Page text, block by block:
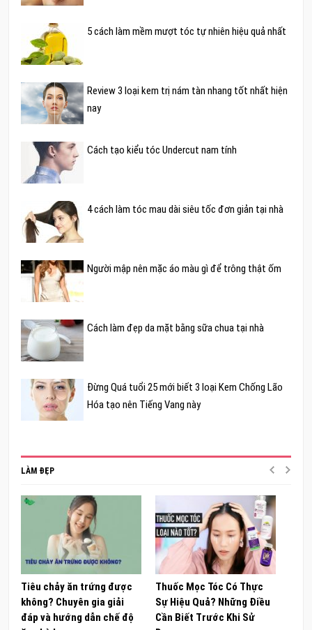
5 cách làm mềm mượt tóc tự nhiên hiệu quả nhất
Review 3 loại kem trị nám tàn nhang tốt nhất hiện
nay
Cách tạo kiểu tóc Undercut nam tính
4 cách làm tóc mau dài siêu tốc đơn giản tại nhà
Người mập nên mặc áo màu gì để trông thật ốm
Cách làm đẹp da mặt bằng sữa chua tại nhà
Đừng Quá tuổi 25 mới biết 3 loại Kem Chống Lão
Hóa tạo nên Tiếng Vang này
LÀM ĐẸP
Tiêu chảy ăn trứng được
không? Chuyên gia giải
đáp và hướng dẫn chế độ
Thuốc Mọc Tóc Có Thực
Sự Hiệu Quả? Những Điều
Cần Biết Trước Khi Sử